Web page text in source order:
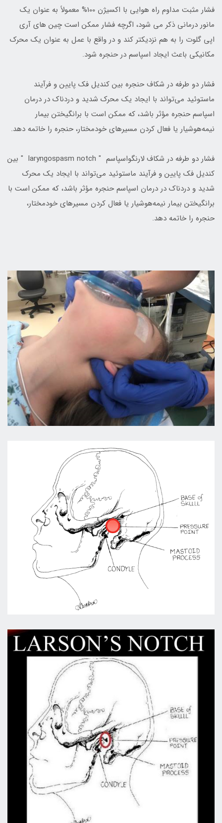
فشار مثبت مداوم راه هوایی با اکسیژن 100% معمولاً به عنوان یک
مانور درمانی ذکر می شود، اگرچه فشار ممکن است چین های آری
اپی گلوت را به هم نزدیکتر کند و در واقع با عمل به عنوان یک محرک
مکانیکی باعث ایجاد اسپاسم در حنجره شود.
فشار دو طرفه در شکاف حنجره بین کندیل فک پایین و فرآیند
ماستوئید می‌تواند با ایجاد یک محرک شدید و دردناک در درمان
اسپاسم حنجره مؤثر باشد، که ممکن است با برانگیختن بیمار
نیمه‌هوشیار یا فعال کردن مسیرهای خودمختار، حنجره را خاتمه دهد.
فشار دو طرفه در شکاف لارنگواسپاسم " laryngospasm notch " بین
کندیل فک پایین و فرآیند ماستوئید می‌تواند با ایجاد یک محرک
شدید و دردناک در درمان اسپاسم حنجره مؤثر باشد، که ممکن است با
برانگیختن بیمار نیمه‌هوشیار یا فعال کردن مسیرهای خودمختار،
حنجره را خاتمه دهد.